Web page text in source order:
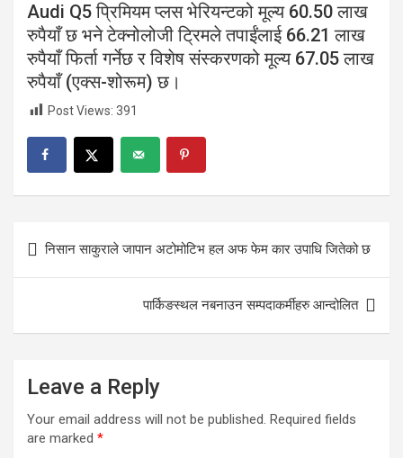
Audi Q5 प्रिमियम प्लस भेरियन्टको मूल्य 60.50 लाख
रुपैयाँ छ भने टेक्नोलोजी ट्रिमले तपाईंलाई 66.21 लाख
रुपैयाँ फिर्ता गर्नेछ र विशेष संस्करणको मूल्य 67.05 लाख
रुपैयाँ (एक्स-शोरूम) छ।
Post Views: 391
Post
navigation
निसान साकुराले जापान अटोमोटिभ हल अफ फेम कार उपाधि जितेको छ
पार्किङस्थल नबनाउन सम्पदाकर्मीहरु आन्दोलित
Leave a Reply
Your email address will not be published. Required fields
are marked *